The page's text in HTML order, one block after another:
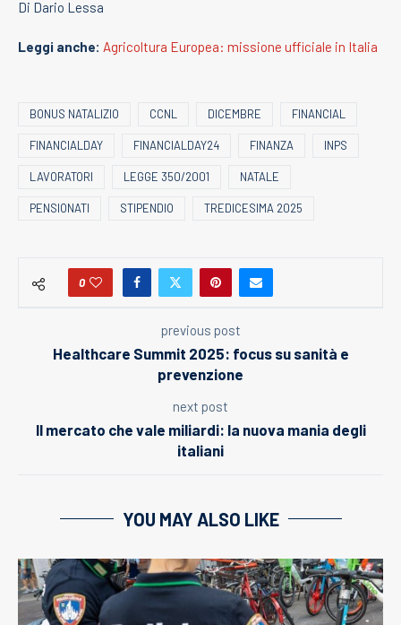
Di Dario Lessa
Leggi anche: Agricoltura Europea: missione ufficiale in Italia
BONUS NATALIZIO CCNL DICEMBRE FINANCIAL
FINANCIALDAY FINANCIALDAY24 FINANZA INPS
LAVORATORI LEGGE 350/2001 NATALE
PENSIONATI STIPENDIO TREDICESIMA 2025
0
previous post
Healthcare Summit 2025: focus su sanità e
prevenzione
next post
Il mercato che vale miliardi: la nuova mania degli
italiani
YOU MAY ALSO LIKE